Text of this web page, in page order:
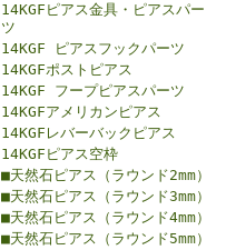
14KGFピアス金具・ピアスパー
ツ
14KGF ピアスフックパーツ
14KGFポストピアス
14KGF フープピアスパーツ
14KGFアメリカンピアス
14KGFレバーバックピアス
14KGFピアス空枠
■天然石ピアス（ラウンド2mm）
■天然石ピアス（ラウンド3mm）
■天然石ピアス（ラウンド4mm）
■天然石ピアス（ラウンド5mm）